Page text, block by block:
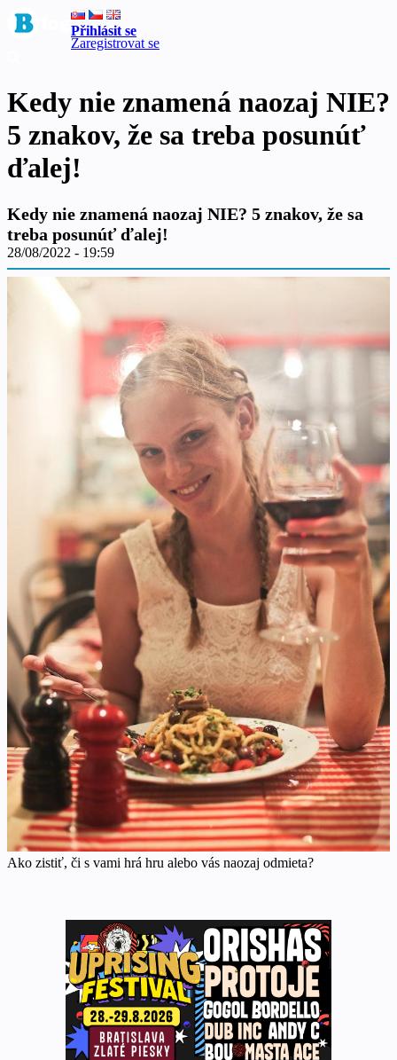
Přihlásit se
Zaregistrovat se
Kedy nie znamená naozaj NIE?
5 znakov, že sa treba posunúť
ďalej!
Kedy nie znamená naozaj NIE? 5 znakov, že sa
treba posunúť ďalej!
28/08/2022 - 19:59
Ako zistiť, či s vami hrá hru alebo vás naozaj odmieta?